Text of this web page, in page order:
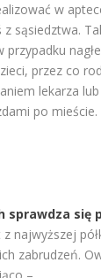
w
z sąsiedztwa.
przez co
lekarza lub
po mieście.
się
z najwyższej
zabrudzeń.
–...